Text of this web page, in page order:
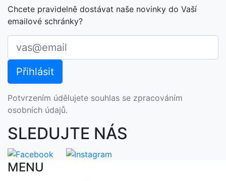
Chcete pravidelně dostávat naše novinky do Vaší
emailové schránky?
Potvrzením údělujete souhlas se zpracováním
osobních údajů.
SLEDUJTE NÁS
MENU